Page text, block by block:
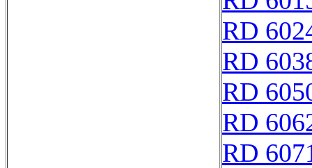
RD
RD
RD
RD
RD